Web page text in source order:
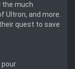
the much
Ultron, and more.
quest to save
pour